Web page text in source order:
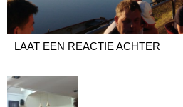
LAAT EEN REACTIE ACHTER